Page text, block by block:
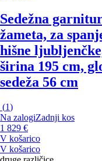
Sedežna
žameta, za
hišne
širina 195 cm,
sedeža 56 cm
(1)
Na zalogiZadnji kos
1 829 €
V košarico
V košarico